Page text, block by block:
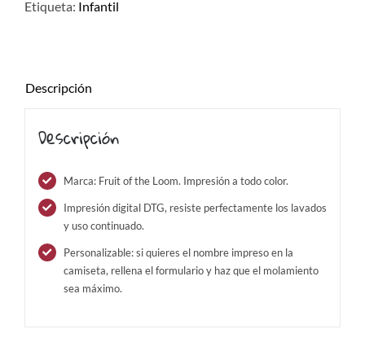
Etiqueta: Infantil
Descripción
Descripción
Marca: Fruit of the Loom. Impresión a todo color.
Impresión digital DTG, resiste perfectamente los lavados
y uso continuado.
Personalizable: si quieres el nombre impreso en la
camiseta, rellena el formulario y haz que el molamiento
sea máximo.